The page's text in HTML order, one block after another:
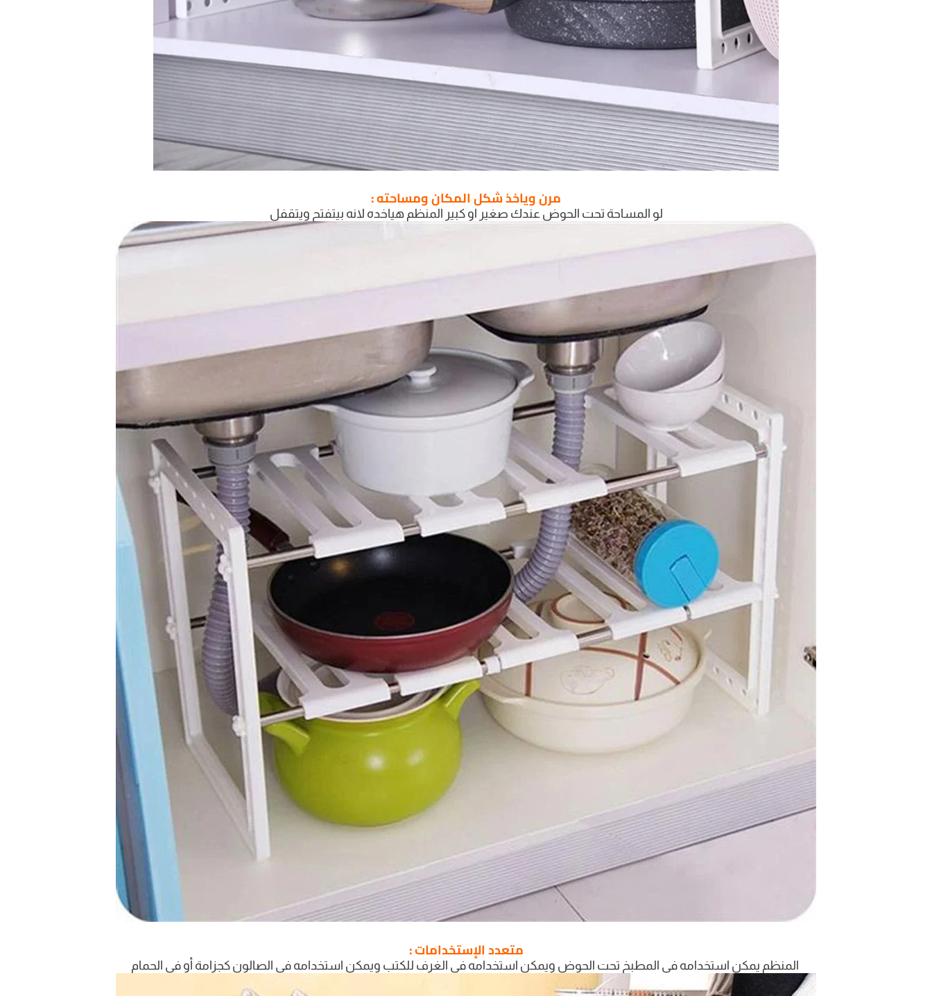
مرن وياخذ شكل المكان ومساحته :
لو المساحة تحت الحوض عندك صغير او كبير المنظم هياخده لانه بيتفتح ويتقفل
متعدد الإستخدامات :
المنظم يمكن استخدامه في المطبخ تحت الحوض ويمكن استخدامه في الغرف للكتب ويمكن استخدامه في الصالون كجزامة أو في الحمام